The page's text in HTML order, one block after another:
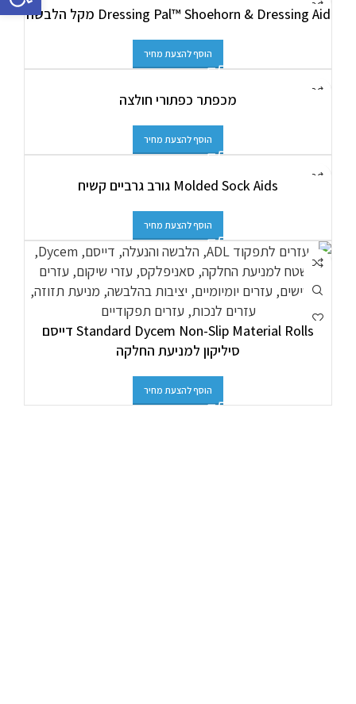
Dressing Pal™ Shoehorn & Dressing Aid מקל הלבשה
הוסף להצעת מחיר
מכפתר כפתורי חולצה
הוסף להצעת מחיר
Molded Sock Aids גורב גרביים קשיח
הוסף להצעת מחיר
Standard Dycem Non-Slip Material Rolls דייסם
סיליקון למניעת החלקה
הוסף להצעת מחיר